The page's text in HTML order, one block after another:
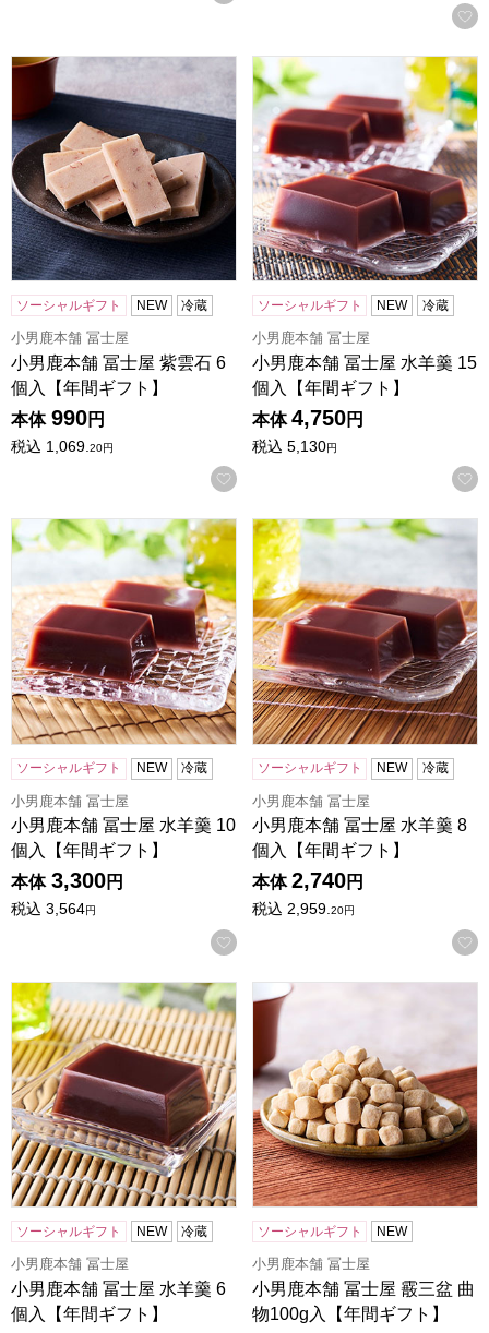
小男鹿本舗 冨士屋 紫雲石 6個入【年間ギフト】
ソーシャルギフト NEW 冷蔵
小男鹿本舗 冨士屋
小男鹿本舗 冨士屋 紫雲石 6
個入【年間ギフト】
本体 990円
税込 1,069.20円
お気に入りに登録する
小男鹿本舗 冨士屋 水羊羹 15
ソーシャルギフト NEW 冷蔵
小男鹿本舗 冨士屋
小男鹿本舗 冨士屋 水羊羹 15
個入【年間ギフト】
本体 4,750円
税込 5,130円
小男鹿本舗 冨士屋 水羊羹 10個入【年間ギフト】
ソーシャルギフト NEW 冷蔵
小男鹿本舗 冨士屋
小男鹿本舗 冨士屋 水羊羹 10
個入【年間ギフト】
本体 3,300円
税込 3,564円
お気に入りに登録する
小男鹿本舗 冨士屋 水羊羹 8
ソーシャルギフト NEW 冷蔵
小男鹿本舗 冨士屋
小男鹿本舗 冨士屋 水羊羹 8
個入【年間ギフト】
本体 2,740円
税込 2,959. 20円
小男鹿本舗 冨士屋 水羊羹 6個入【年間ギフト】
ソーシャルギフト NEW 冷蔵
小男鹿本舗 冨士屋
小男鹿本舗 冨士屋 水羊羹 6
個入【年間ギフト】
小男鹿本舗 冨士屋 霰三盆 曲
ソーシャルギフト NEW
小男鹿本舗 冨士屋
小男鹿本舗 冨士屋 霰三盆 曲
物100g入【年間ギフト】